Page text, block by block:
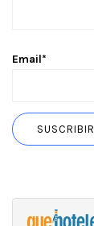
Email*